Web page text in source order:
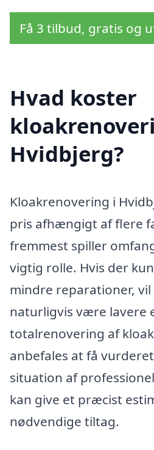
Få 3 tilbud, gratis og
Hvad koster
Hvidbjerg?
Kloakrenovering i
pris afhængigt af flere
fremmest spiller
vigtig rolle. Hvis der
mindre reparationer,
naturligvis være lavere
totalrenovering af
anbefales at få
situation af
kan give et præcist
nødvendige tiltag.